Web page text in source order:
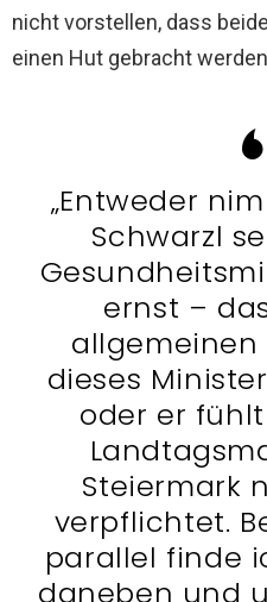
nicht vorstellen, dass
einen Hut gebracht
„Entweder
Schwarzl
ernst –
allgemeinen
dieses
oder er
Steiermark
verpflichtet.
parallel finde
daneben und